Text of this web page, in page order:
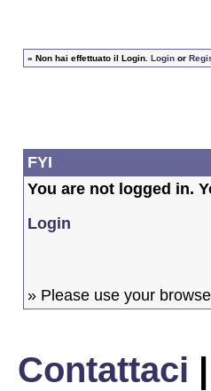
» Non hai effettuato il Login. Loginor
FYI
You are not logged in.
Login
» Please use your
Contattaci |